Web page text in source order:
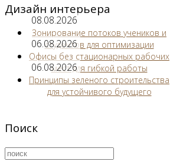
Дизайн интерьера
08.08.2026
Зонирование потоков учеников и
студентов для оптимизации
06.08.2026
Офисы без стационарных рабочих
мест для гибкой работы
06.08.2026
Принципы зеленого строительства
для устойчивого будущего
Поиск